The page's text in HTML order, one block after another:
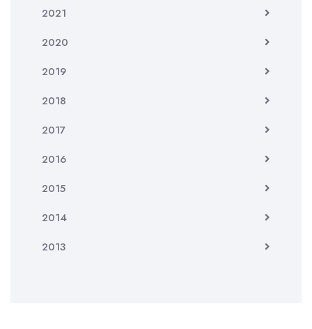
2021
2020
2019
2018
2017
2016
2015
2014
2013